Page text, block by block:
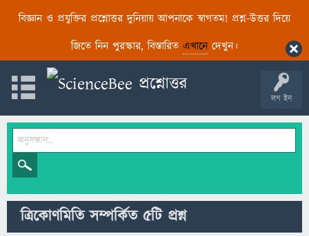
বিজ্ঞান ও প্রযুক্তির প্রশ্নোত্তর দুনিয়ায় আপনাকে স্বাগতম! প্রশ্ন-উত্তর দিয়ে
জিতে নিন পুরস্কার, বিস্তারিত এখানেদেখুন।
লগ ইন
ত্রিকোণমিতি সম্পর্কিত ৫টি প্রশ্ন